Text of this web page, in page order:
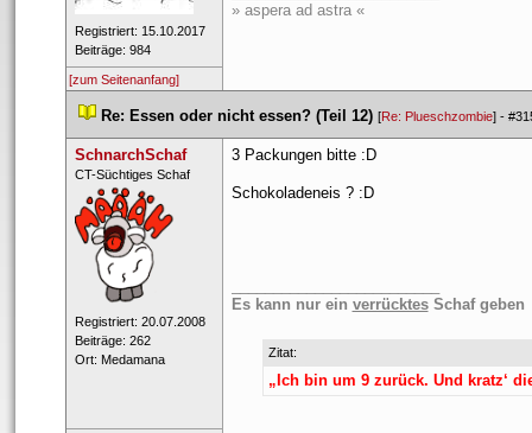
Registriert: 15.10.2017
Beiträge: 984
» aspera ad astra «
[zum Seitenanfang]
Re: Essen oder nicht essen? (Teil 12) [Re: Plueschzombie] -
SchnarchSchaf
CT-Sü​chtig​es Sc​haf​
Registriert: 20.07.2008
Beiträge: 262
Ort: Medamana
3 Packungen bitte :D
Schokoladeneis ? :D
Es kann nur ein verrückte Schaf geben
Zitat:
„Ich bin um 9 zurück. Und kratz‘